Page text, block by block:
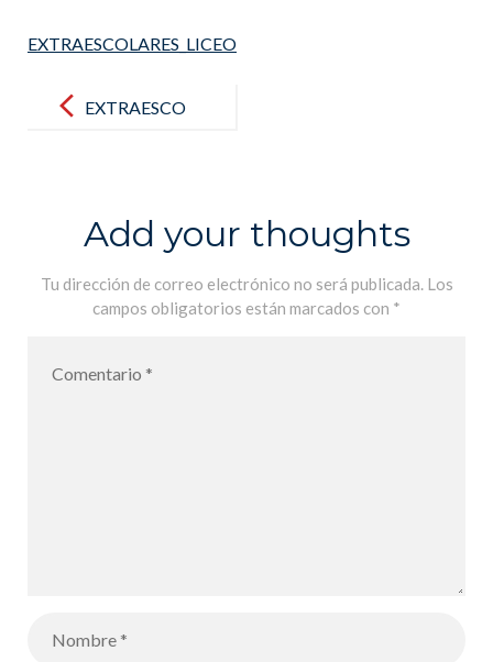
EXTRAESCOLARES_LICEO
navigationEXTRAESCO
Add your thoughts
Tu dirección de correo electrónico no será publicada. Los
campos obligatorios están marcados con *